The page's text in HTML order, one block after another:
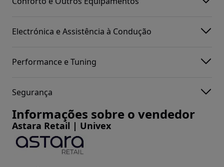
Electrónica e Assistência à Condução
Performance e Tuning
Segurança
Informações sobre o vendedor
Astara Retail | Univex